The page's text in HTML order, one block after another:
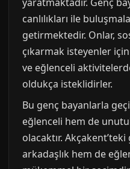
canlılıkları ile
getirmektedir. Onlar,
çıkarmak isteyenler
ve eğlenceli
oldukça isteklidirler.
Bu genç bayanlarla
eğlenceli hem de
olacaktır.
arkadaşlık hem de